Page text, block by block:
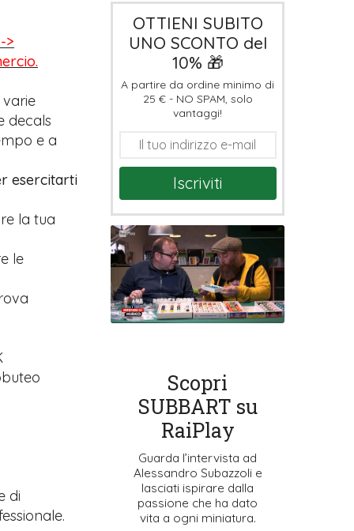
>
decals
e a
esercitarti
la tua
le
di
OTTIENI SUBITO
UNO SCONTO del
10% 🎁
A partire da ordine minimo di
25 € - NO SPAM, solo
vantaggi!
Iscriviti
Scopri
SUBBART su
RaiPlay
Guarda l’intervista ad
Alessandro Subazzoli e
lasciati ispirare dalla
passione che ha dato
vita a ogni miniatura.